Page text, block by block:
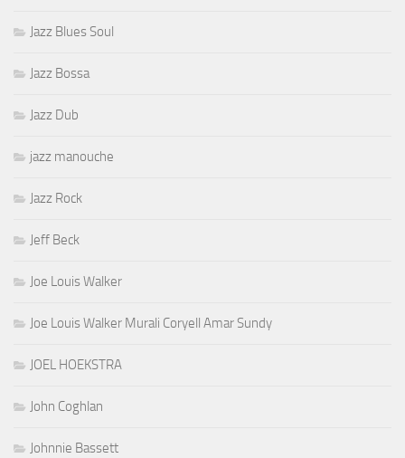
Jazz Blues Soul
Jazz Bossa
Jazz Dub
jazz manouche
Jazz Rock
Jeff Beck
Joe Louis Walker
Joe Louis Walker Murali Coryell Amar Sundy
JOEL HOEKSTRA
John Coghlan
Johnnie Bassett